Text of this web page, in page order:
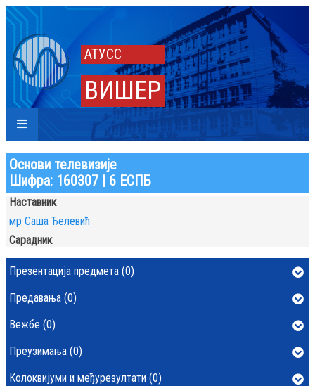
АТУСС
ВИШЕР
Основи телевизије
Шифра: 160307 | 6 ЕСПБ
Наставник
мр Саша Ђелевић
Сарадник
Презентација предмета (0)
Предавања (0)
Вежбе (0)
Преузимања (0)
Колоквијуми и међурезултати (0)